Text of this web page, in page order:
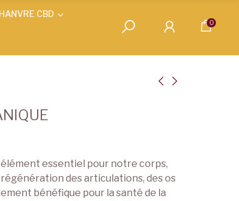
CBD
0
élément essentiel pour notre corps,
régénération des articulations, des os
bénéfique pour la santé de la